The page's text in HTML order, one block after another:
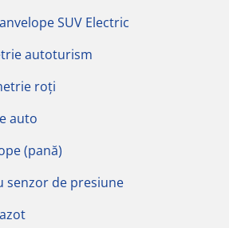
SUV Electric
autoturism
roți
auto
(pană)
senzor de presiune